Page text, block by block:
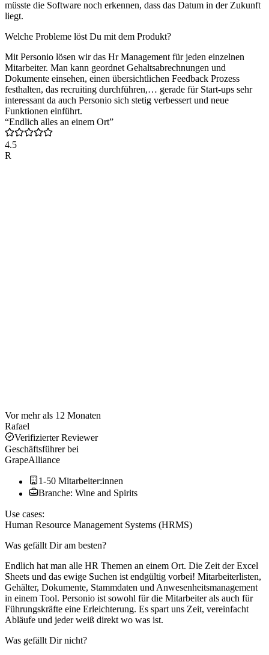
müsste die Software noch erkennen, dass das Datum in der Zukunft
liegt.
Welche Probleme löst Du mit dem Produkt?
Mit Personio lösen wir das Hr Management für jeden einzelnen
Mitarbeiter. Man kann geordnet Gehaltsabrechnungen und
Dokumente einsehen, einen übersichtlichen Feedback Prozess
festhalten, das recruiting durchführen,… gerade für Start-ups sehr
interessant da auch Personio sich stetig verbessert und neue
Funktionen einführt.
“Endlich alles an einem Ort”
4.5
R
Vor mehr als 12 Monaten
Rafael
Verifizierter Reviewer
Geschäftsführerbei
GrapeAlliance
1-50 Mitarbeiter:innen
Branche: Wine and Spirits
Use cases:
Human Resource Management Systems (HRMS)
Was gefällt Dir am besten?
Endlich hat man alle HR Themen an einem Ort. Die Zeit der Excel
Sheets und das ewige Suchen ist endgültig vorbei! Mitarbeiterlisten,
Gehälter, Dokumente, Stammdaten und Anwesenheitsmanagement
in einem Tool. Personio ist sowohl für die Mitarbeiter als auch für
Führungskräfte eine Erleichterung. Es spart uns Zeit, vereinfacht
Abläufe und jeder weiß direkt wo was ist.
Was gefällt Dir nicht?